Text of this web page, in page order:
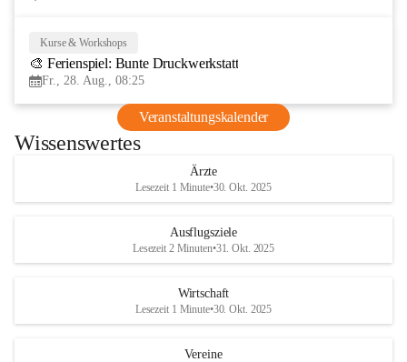
Kurse & Workshops
🎨 Ferienspiel: Bunte Druckwerkstatt
Fr., 28. Aug., 08:25
Veranstaltungskalender
Wissenswertes
Ärzte
Lesezeit 1 Minute•30. Okt. 2025
Ausflugsziele
Lesezeit 2 Minuten•31. Okt. 2025
Wirtschaft
Lesezeit 1 Minute•30. Okt. 2025
Vereine